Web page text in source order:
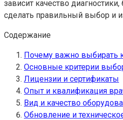
зависит качество
сделать правильный выбор и
Содержание
Почему важно выбирать
Основные критерии
Лицензии и сертификаты
Опыт и квалификация
Вид и качество
Обновление и